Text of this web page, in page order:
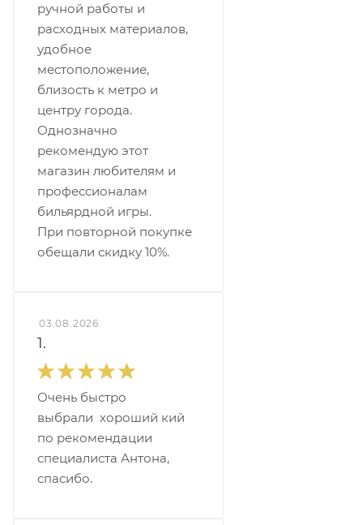
ручной работы и
расходных материалов,
удобное
местоположение,
близость к метро и
центру города.
Однозначно
рекомендую этот
магазин любителям и
профессионалам
бильярдной игры.
При повторной покупке
обещали скидку 10%.
03.08.2026
1.
Очень быстро
выбрали хороший кий
по рекомендации
специалиста Антона,
спасибо.